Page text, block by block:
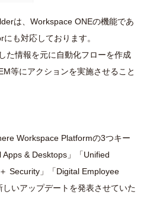
は、 Workspace ONEの機能であ
にも対応しております。
た情報を元に自動化フローを作成
等にアクションを実施させること
Workspace Platformの3つキー
Apps & Desktops 」「Unified
＋ Security 」「Digital Employee
しいアップデートを発表させていた